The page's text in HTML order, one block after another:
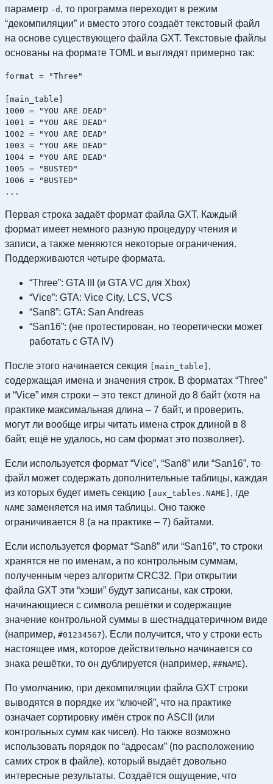
параметр -d , то программа переходит в режим
“декомпиляции” и вместо этого создаёт текстовый файл
на основе существующего файла GXT. Текстовые файлы
основаны на формате TOML и выглядят примерно так:
format = "Three"
[main_table]
1000 = "YOU ARE DEAD"
1001 = "YOU ARE DEAD"
1002 = "YOU ARE DEAD"
1003 = "YOU ARE DEAD"
1004 = "YOU ARE DEAD"
1005 = "BUSTED"
1006 = "BUSTED"
Первая строка задаёт формат файла GXT. Каждый
формат имеет немного разную процедуру чтения и
записи, а также меняются некоторые ограничения.
Поддерживаются четыре формата.
“Three”: GTA III (и GTA VC для Xbox)
“Vice”: GTA: Vice City, LCS, VCS
“San8”: GTA: San Andreas
“San16”: (не протестирован, но теоретически может
работать с GTA IV)
После этого начинается секция [main_table] ,
содержащая имена и значения строк. В форматах “Three”
и “Vice” имя строки – это текст длиной до 8 байт (хотя на
практике максимальная длина – 7 байт, и проверить,
могут ли вообще игры читать имена строк длиной в 8
байт, ещё не удалось, но сам формат это позволяет).
Если используется формат “Vice”, “San8” или “San16”, то
файл может содержать дополнительные таблицы, каждая
из которых будет иметь секцию
[aux_tables.NAME] , где
NAME заменяется на имя таблицы. Оно также
ограничивается 8 (а на практике – 7) байтами.
Если используется формат “San8” или “San16”, то строки
хранятся не по именам, а по контрольным суммам,
полученным через алгоритм CRC32. При открытии
файла GXT эти “хэши” будут записаны, как строки,
начинающиеся с символа решётки и содержащие
значение контрольной суммы в шестнадцатеричном виде
(например, #01234567). Если получится, что у строки есть
настоящее имя, которое действительно начинается со
знака решётки, то он дублируется (например, ##NAME).
По умолчанию, при декомпиляции файла GXT строки
выводятся в порядке их “ключей”, что на практике
означает сортировку имён строк по ASCII (или
контрольных сумм как чисел). Но также возможно
использовать порядок по “адресам” (по расположению
самих строк в файле), который выдаёт довольно
интересные результаты. Создаётся ощущение, что